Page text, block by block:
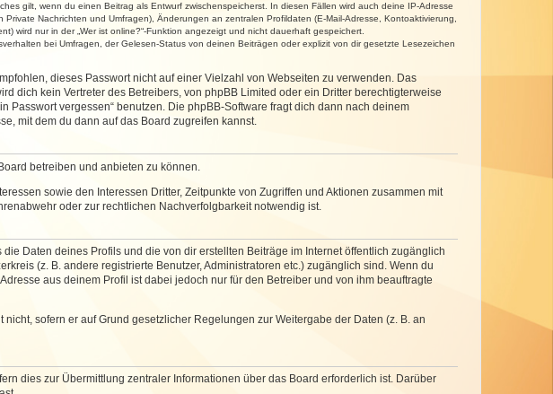
gilt, wenn du einen Beitrag als Entwurf zwischenspeicherst. In diesen Fällen wird auch deine IP-Adresse
Nachrichten und Umfragen), Änderungen an zentralen Profildaten (E-Mail-Adresse, Kontoaktivierung,
wird nur in der „Wer ist online?“-Funktion angezeigt und nicht dauerhaft gespeichert.
bei Umfragen, der Gelesen-Status von deinen Beiträgen oder explizit von dir gesetzte Lesezeichen
dieses Passwort nicht auf einer Vielzahl von Webseiten zu verwenden. Das
dich kein Vertreter des Betreibers, von phpBB Limited oder ein Dritter berechtigterweise
Passwort vergessen“ benutzen. Die phpBB-Software fragt dich dann nach deinem
mit dem du dann auf das Board zugreifen kannst.
betreiben und anbieten zu können.
sowie den Interessen Dritter, Zeitpunkte von Zugriffen und Aktionen zusammen mit
oder zur rechtlichen Nachverfolgbarkeit notwendig ist.
Daten deines Profils und die von dir erstellten Beiträge im Internet öffentlich zugänglich
(z. B. andere registrierte Benutzer, Administratoren etc.) zugänglich sind. Wenn du
aus deinem Profil ist dabei jedoch nur für den Betreiber und von ihm beauftragte
sofern er auf Grund gesetzlicher Regelungen zur Weitergabe der Daten (z. B. an
dies zur Übermittlung zentraler Informationen über das Board erforderlich ist. Darüber